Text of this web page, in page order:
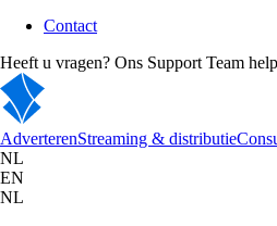
Contact
Heeft u vragen? Ons Support Team
AdverterenStreaming & distributie
NL
EN
NL